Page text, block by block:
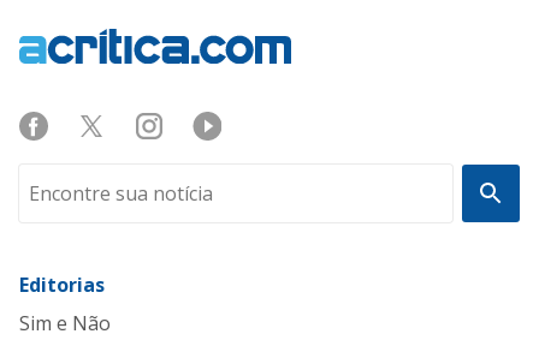
Editorias
Sim e Não